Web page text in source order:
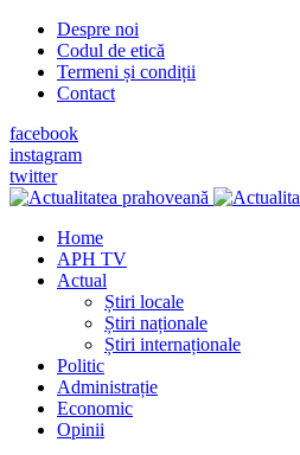
Despre noi
Codul de etică
Termeni și condiții
Contact
facebook
instagram
twitter
Home
APH TV
Actual
Știri locale
Știri naționale
Știri internaționale
Politic
Administrație
Economic
Opinii